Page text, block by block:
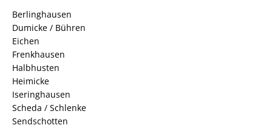
Berlinghausen
Dumicke / Bühren
Eichen
Frenkhausen
Halbhusten
Heimicke
Iseringhausen
Scheda / Schlenke
Sendschotten